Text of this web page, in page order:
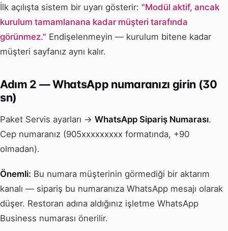
İlk açılışta sistem bir uyarı gösterir: "Modül aktif, ancak
kurulum tamamlanana kadar müşteri tarafında
görünmez." Endişelenmeyin — kurulum bitene kadar
müşteri sayfanız aynı kalır.
Adım 2 — WhatsApp numaranızı girin (30
sn)
Paket Servis ayarları → WhatsApp Sipariş Numarası.
Cep numaranız (905xxxxxxxxx formatında, +90
olmadan).
Önemli: Bu numara müşterinin görmediği bir aktarım
kanalı — sipariş bu numaranıza WhatsApp mesajı olarak
düşer. Restoran adına aldığınız işletme WhatsApp
Business numarası önerilir.